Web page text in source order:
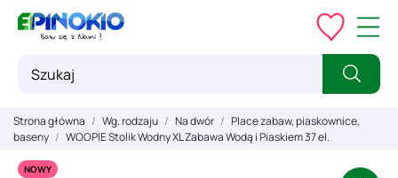
Strona główna Wg. rodzaju Na dwór
Place zabaw, piaskownice,
baseny
WOOPIE Stolik Wodny XL Zabawa Wodą i Piaskiem 37 el.
NOWY